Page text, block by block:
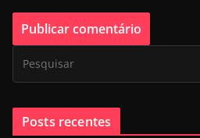
Posts recentes